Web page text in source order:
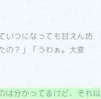
いつになっても甘えん坊
の？」「うわぁ。大変
は分かってるけど、それ以